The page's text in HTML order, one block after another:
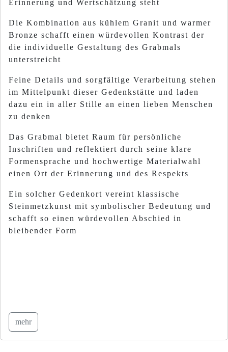
Erinnerung und Wertschätzung steht
Die Kombination aus kühlem Granit und warmer
Bronze schafft einen würdevollen Kontrast der
die individuelle Gestaltung des Grabmals
unterstreicht
Feine Details und sorgfältige Verarbeitung stehen
im Mittelpunkt dieser Gedenkstätte und laden
dazu ein in aller Stille an einen lieben Menschen
zu denken
Das Grabmal bietet Raum für persönliche
Inschriften und reflektiert durch seine klare
Formensprache und hochwertige Materialwahl
einen Ort der Erinnerung und des Respekts
Ein solcher Gedenkort vereint klassische
Steinmetzkunst mit symbolischer Bedeutung und
schafft so einen würdevollen Abschied in
bleibender Form
mehr